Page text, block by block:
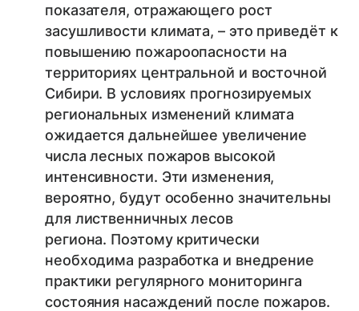
показателя, отражающего рост
засушливости климата, – это приведёт к
повышению пожароопасности на
территориях центральной и восточной
Сибири. В условиях прогнозируемых
региональных изменений климата
ожидается дальнейшее увеличение
числа лесных пожаров высокой
интенсивности. Эти изменения,
вероятно, будут особенно значительны
для лиственничных лесов
региона. Поэтому критически
необходима разработка и внедрение
практики регулярного мониторинга
состояния насаждений после пожаров.